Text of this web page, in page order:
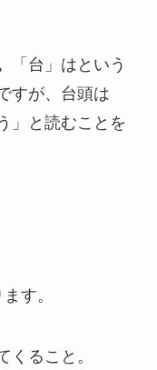
「台」はという
すが、台頭は
」と読むことを
す。
ること。